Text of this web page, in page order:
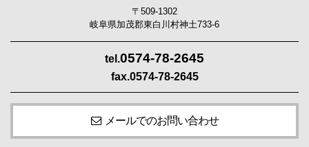
〒509-1302
岐阜県加茂郡東白川村神土733-6
tel.0574-78-2645
fax.0574-78-2645
メールでのお問い合わせ